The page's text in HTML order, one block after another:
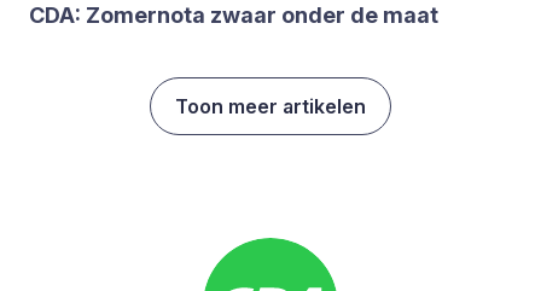
CDA: Zomer­no­ta zwaar onder de maat
Toon meer artikelen